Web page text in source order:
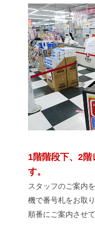
1階階段下、2階
す。
スタッフのご案内
機で番号札をお取り
順番にご案内させ